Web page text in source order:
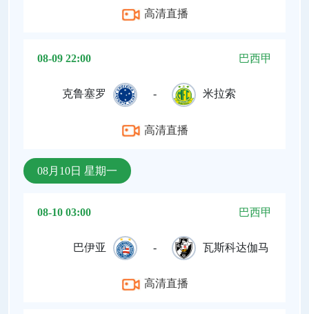
高清直播
08-09 22:00 巴西甲
克鲁塞罗 - 米拉索
高清直播
08月10日 星期一
08-10 03:00 巴西甲
巴伊亚 - 瓦斯科达伽马
高清直播